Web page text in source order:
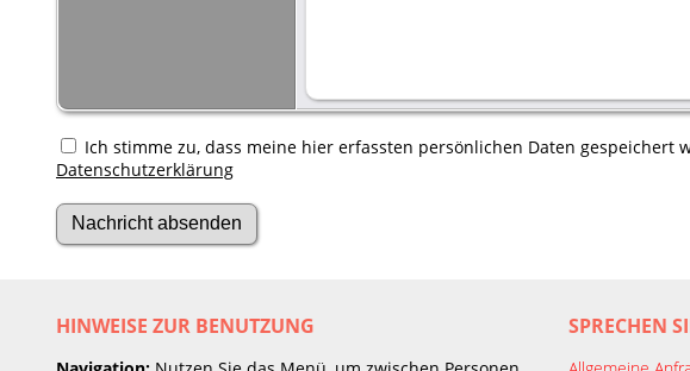
Ich stimme zu, dass meine hier erfassten persönlichen Daten
Datenschutzerklärung
HINWEISE ZUR BENUTZUNG SPRECHEN